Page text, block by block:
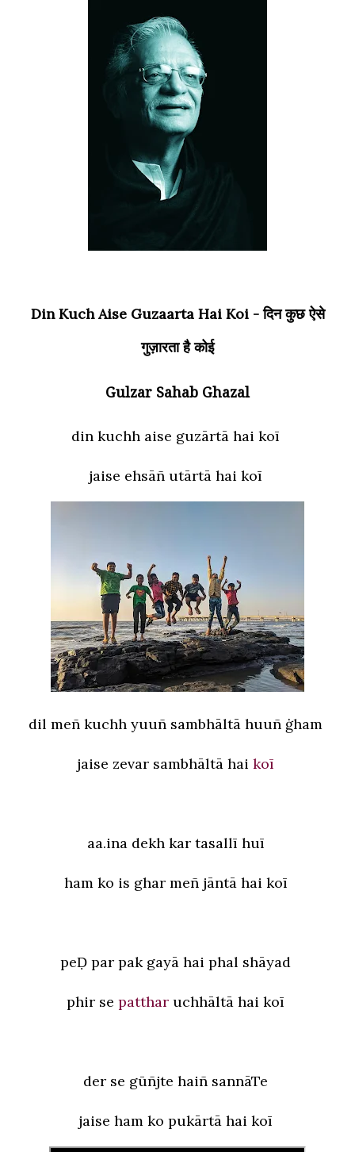
Din Kuch Aise Guzaarta Hai Koi - दिन कुछ ऐसे
गुज़ारता है कोई
Gulzar Sahab Ghazal
din kuchh aise guzārtā hai koī
jaise ehsāñ utārtā hai koī
dil meñ kuchh yuuñ sambhāltā huuñ ġham
jaise zevar sambhāltā hai koī
aa.ina dekh kar tasallī huī
ham ko is ghar meñ jāntā hai koī
peḌ par pak gayā hai phal shāyad
phir se patthar uchhāltā hai koī
der se gūñjte haiñ sannāTe
jaise ham ko pukārtā hai koī